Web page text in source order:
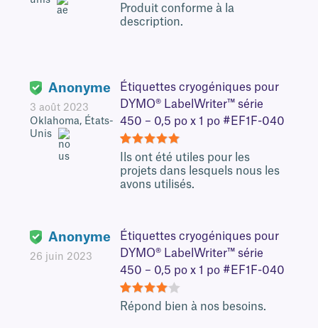
4Produit conforme à la
description.
Anonyme
3 août 2023
Oklahoma, États-
Unis
Étiquettes cryogéniques pour
DYMO® LabelWriter™ série
450 – 0,5 po x 1 po #EF1F-040
5Ils ont été utiles pour les
projets dans lesquels nous les
avons utilisés.
Anonyme
26 juin 2023
Étiquettes cryogéniques pour
DYMO® LabelWriter™ série
450 – 0,5 po x 1 po #EF1F-040
4Répond bien à nos besoins.